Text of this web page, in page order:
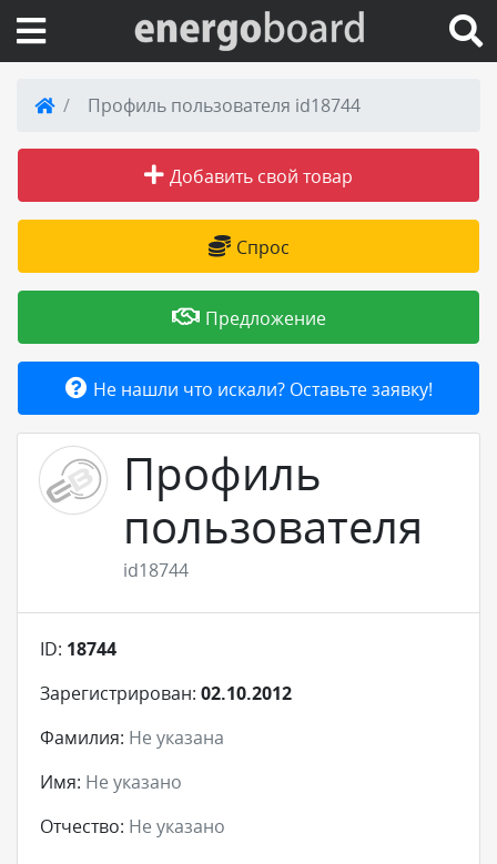
Вход на сайт
Поиск по сайту
Публикации
Справка
Товары и услуги
Добавить товар или услугу
Профиль пользователя id18744
Добавить свой товар
Спрос
Предложение
Не нашли что искали? Оставьте заявку!
Профиль
пользователя
id18744
ID: 18744
Зарегистрирован: 02.10.2012
Фамилия: Не указана
Имя: Не указано
Отчество: Не указано